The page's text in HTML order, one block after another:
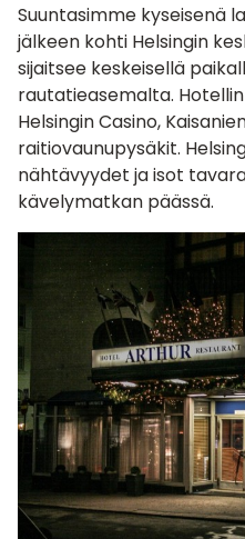
Suuntasimme kyseisenä
jälkeen kohti Helsingin
sijaitsee keskeisellä
rautatieasemalta.
Helsingin Casino,
raitiovaunupysäkit.
nähtävyydet ja isot
kävelymatkan päässä.